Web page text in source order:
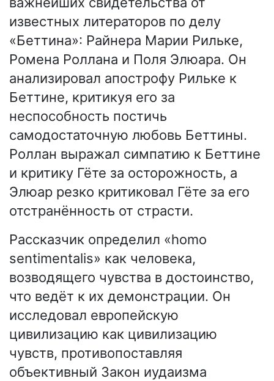
известных литераторов по делу
«Беттина»: Райнера Марии Рильке,
Ромена Роллана и Поля Элюара. Он
анализировал апострофу Рильке к
Беттине, критикуя его за
неспособность постичь
самодостаточную любовь Беттины.
Роллан выражал симпатию к Беттине
и критику Гёте за осторожность, а
Элюар резко критиковал Гёте за его
отстранённость от страсти.
Рассказчик определил «homo
sentimentalis» как человека,
возводящего чувства в достоинство,
что ведёт к их демонстрации. Он
исследовал европейскую
цивилизацию как цивилизацию
чувств, противопоставляя
объективный Закон иудаизма